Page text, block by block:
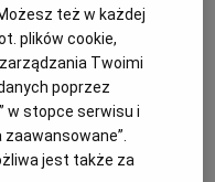
PIS
PIS ZGARNIA PULĘ
reprywatyzacyjnej to
Warszawę i w
też w każdej
plików cookie,
Twoimi
poprzez
w stopce serwisu i
jest także za